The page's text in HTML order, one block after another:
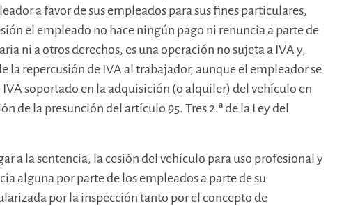
a favor de sus empleados para sus fines particulares,
el empleado no hace ningún pago ni renuncia a parte de
ni a otros derechos, es una operación no sujeta a IVA y,
la repercusión de IVA al trabajador, aunque el empleador se
soportado en la adquisición (o alquiler) del vehículo en
de la presunción del artículo 95. Tres 2.ª de la Ley del
a la sentencia, la cesión del vehículo para uso profesional y
alguna por parte de los empleados a parte de su
por la inspección tanto por el concepto de